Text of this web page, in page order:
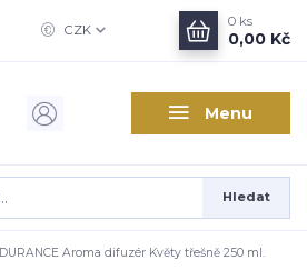
Menu
CZK
Hledat
0 ks
0,00 Kč
DURANCE Aroma difuzér Květy třešně 250 ml.